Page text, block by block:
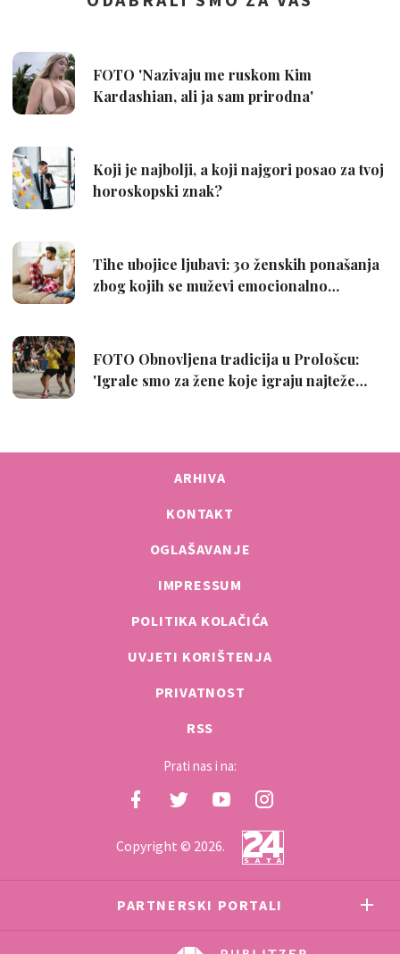
ARHIVA
KONTAKT
OGLAŠAVANJE
IMPRESSUM
POLITIKA KOLAČIĆA
UVJETI KORIŠTENJA
PRIVATNOST
RSS
Prati nas i na:
Copyright © 2026.
PARTNERSKI PORTALI